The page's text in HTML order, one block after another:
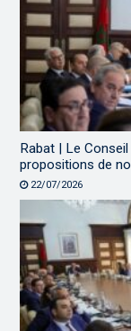
Rabat | Le
propositions de
22/07/2026